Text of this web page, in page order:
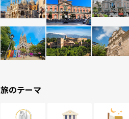
旅のテーマ